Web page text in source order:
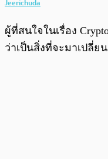
Jeerichuda
ผู้ที่สนใจในเรื่อง
ว่าเป็นสิ่งที่จะมาเปลี่ย